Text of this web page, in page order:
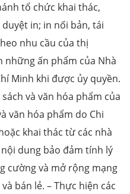
tổ chức khai thác,
in; in nối bản, tái
nhu cầu của thị
ấn phẩm của Nhà
Minh khi được ủy quyền.
và văn hóa phẩm của
văn hóa phẩm do Chi
khai thác từ các nhà
dung bảo đảm tính lý
cường và mở rộng mạng
bán lẻ. – Thực hiện các